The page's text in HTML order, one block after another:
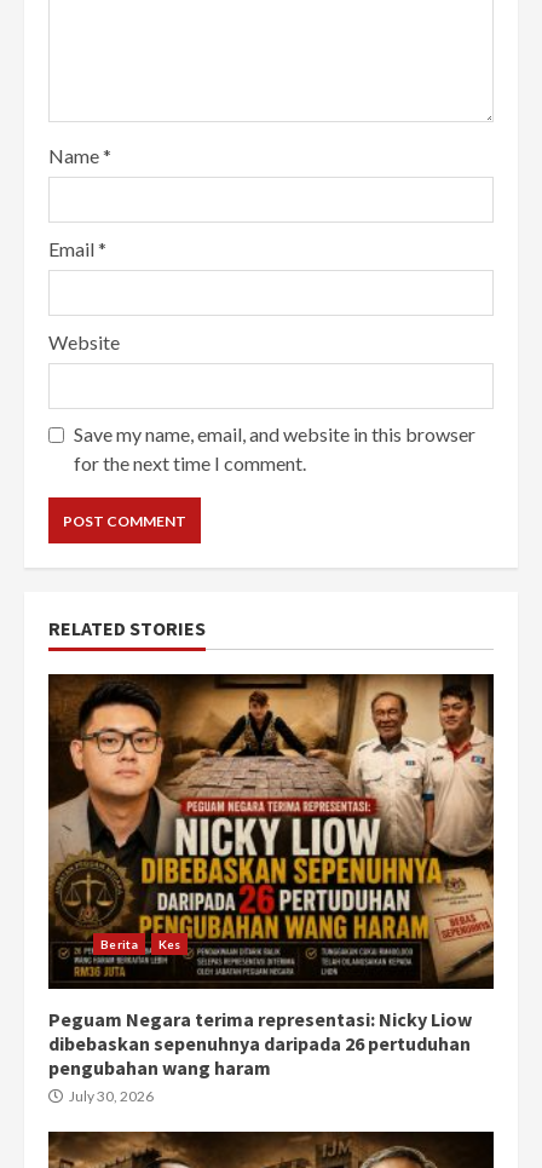
Name*
Email*
Website
Save my name, email, and website in this browser
for the next time I comment.
RELATED STORIES
Berita Kes
Peguam Negara terima representasi: Nicky Liow
dibebaskan sepenuhnya daripada 26 pertuduhan
pengubahan wang haram
July 30, 2026